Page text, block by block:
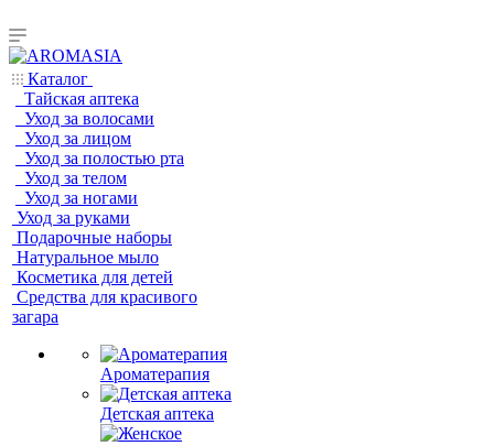
Каталог
Тайская аптека
Уход за волосами
Уход за лицом
Уход за полостью рта
Уход за телом
Уход за ногами
Уход за руками
Подарочные наборы
Натуральное мыло
Косметика для детей
Средства для красивого
загара
Ароматерапия
Детская аптека